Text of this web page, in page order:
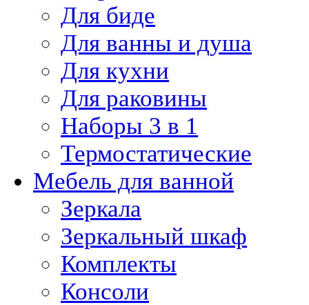
Для биде
Для ванны и душа
Для кухни
Для раковины
Наборы 3 в 1
Термостатические
Мебель для ванной
Зеркала
Зеркальный шкаф
Комплекты
Консоли